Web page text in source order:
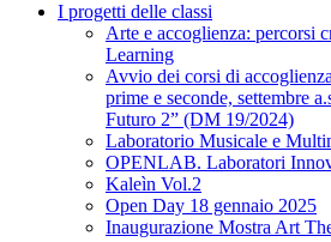
I progetti delle classi
Arte e accoglienza: percorsi
Learning
Avvio dei corsi di
prime e seconde, settembre
Futuro 2” (DM 19/2024)
Laboratorio Musicale e
OPENLAB. Laboratori
Kaleìn Vol.2
Open Day 18 gennaio 2025
Inaugurazione Mostra Art